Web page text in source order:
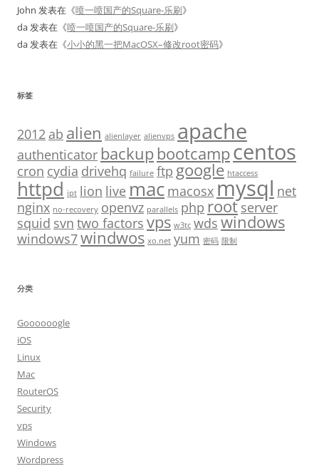
John 发表在《喷一喷国产的Square-乐刷》
da发表在《喷一喷国产的Square-乐刷》
da发表在《小小的黑一把MacOSX–修改root密码》
标签
2012 ab alien alienlayer alienvps apache
authenticator backupbootcampcentos
cron cydia drivehq failure ftp google htaccess
httpd ipt lion live mac macosxmysql net
nginx no-recovery openvz parallels php root server
squid svn two factors vps w3tc wds windows
windows7windwos xo.net yum 密码 限制
分类
Goooooogle
iOS
Linux
Mac
RouterOS
Security
vps
Windows
Wordpress